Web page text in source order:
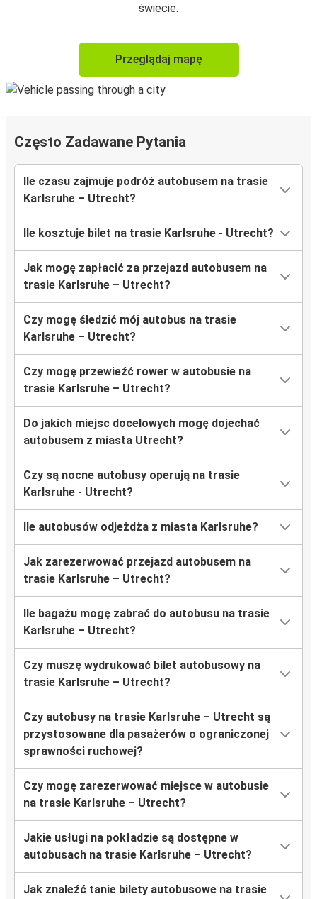
świecie.
Przeglądaj mapę
Często Zadawane Pytania
Ile czasu zajmuje podróż autobusem na trasie
Karlsruhe – Utrecht?
Ile kosztuje bilet na trasie Karlsruhe - Utrecht?
Jak mogę zapłacić za przejazd autobusem na
trasie Karlsruhe – Utrecht?
Czy mogę śledzić mój autobus na trasie
Karlsruhe – Utrecht?
Czy mogę przewieźć rower w autobusie na
trasie Karlsruhe – Utrecht?
Do jakich miejsc docelowych mogę dojechać
autobusem z miasta Utrecht?
Czy są nocne autobusy operują na trasie
Karlsruhe - Utrecht?
Ile autobusów odjeżdża z miasta Karlsruhe?
Jak zarezerwować przejazd autobusem na
trasie Karlsruhe – Utrecht?
Ile bagażu mogę zabrać do autobusu na trasie
Karlsruhe – Utrecht?
Czy muszę wydrukować bilet autobusowy na
trasie Karlsruhe – Utrecht?
Czy autobusy na trasie Karlsruhe – Utrecht są
przystosowane dla pasażerów o ograniczonej
sprawności ruchowej?
Czy mogę zarezerwować miejsce w autobusie
na trasie Karlsruhe – Utrecht?
Jakie usługi na pokładzie są dostępne w
autobusach na trasie Karlsruhe – Utrecht?
Jak znaleźć tanie bilety autobusowe na trasie